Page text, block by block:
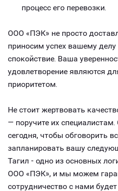
процесс его перевозки.
ООО «ПЭК» не просто
приносим успех вашему
спокойствие. Ваша
удовлетворение являются
приоритетом.
Не стоит жертвовать
— поручите их
сегодня, чтобы обговорить
запланировать вашу
Тагил - одно из основных
ООО «ПЭК», и мы можем
сотрудничество с нами